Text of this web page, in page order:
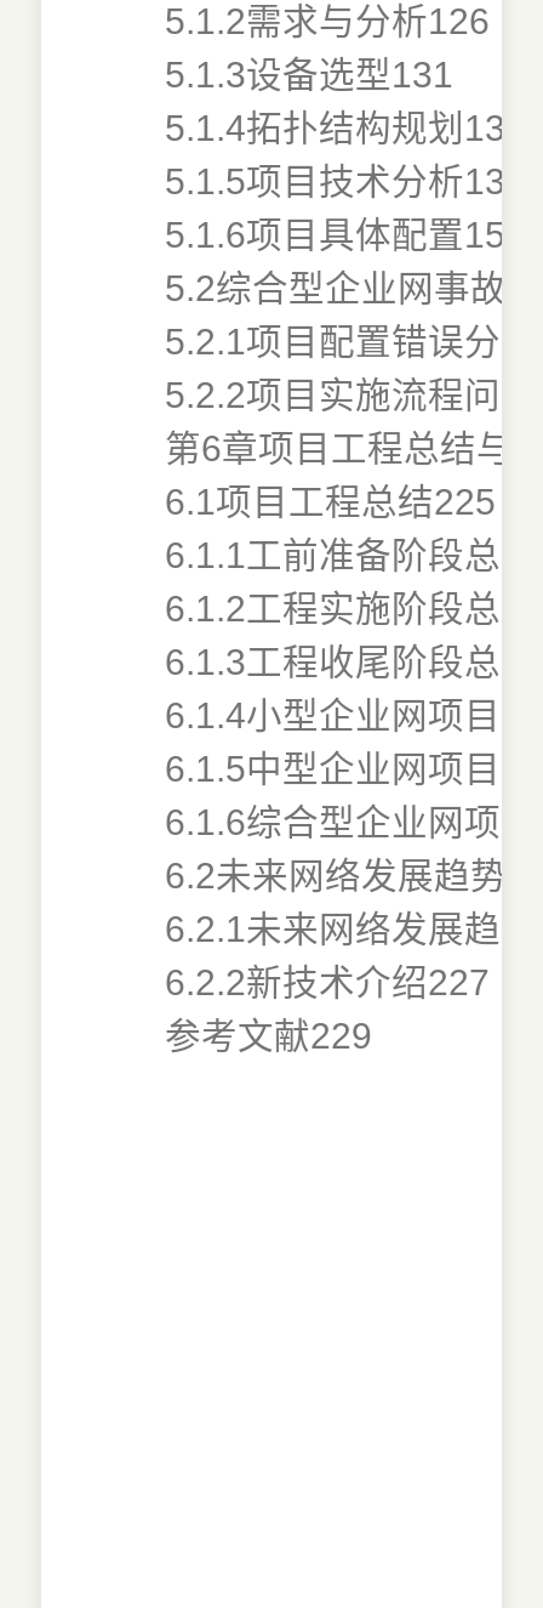
5.1.2需求与分析126
5.1.3设备选型131
5.1.4拓扑结构规划132
5.1.5项目技术分析132
5.1.6项目具体配置152
5.2综合型企业网事故
5.2.1项目配置错误分
5.2.2项目实施流程问
第6章项目工程总结与
6.1项目工程总结225
6.1.1工前准备阶段总
6.1.2工程实施阶段总
6.1.3工程收尾阶段总
6.1.4小型企业网项目
6.1.5中型企业网项目
6.1.6综合型企业网项
6.2未来网络发展趋势
6.2.1未来网络发展趋
6.2.2新技术介绍227
参考文献229